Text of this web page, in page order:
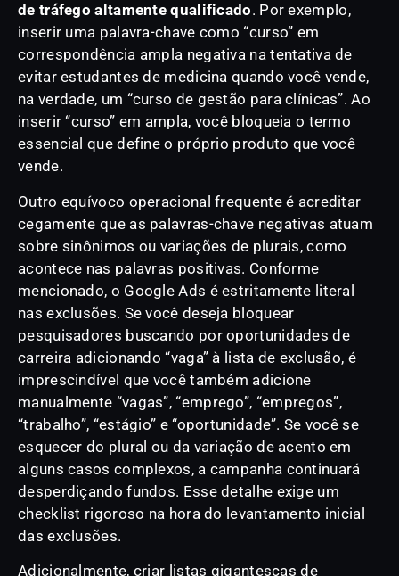
de tráfego altamente qualificado. Por exemplo,
inserir uma palavra-chave como “curso” em
correspondência ampla negativa na tentativa de
evitar estudantes de medicina quando você vende,
na verdade, um “curso de gestão para clínicas”. Ao
inserir “curso” em ampla, você bloqueia o termo
essencial que define o próprio produto que você
vende.
Outro equívoco operacional frequente é acreditar
cegamente que as palavras-chave negativas atuam
sobre sinônimos ou variações de plurais, como
acontece nas palavras positivas. Conforme
mencionado, o Google Ads é estritamente literal
nas exclusões. Se você deseja bloquear
pesquisadores buscando por oportunidades de
carreira adicionando “vaga” à lista de exclusão, é
imprescindível que você também adicione
manualmente “vagas”, “emprego”, “empregos”,
“trabalho”, “estágio” e “oportunidade”. Se você se
esquecer do plural ou da variação de acento em
alguns casos complexos, a campanha continuará
desperdiçando fundos. Esse detalhe exige um
checklist rigoroso na hora do levantamento inicial
das exclusões.
Adicionalmente, criar listas gigantescas de